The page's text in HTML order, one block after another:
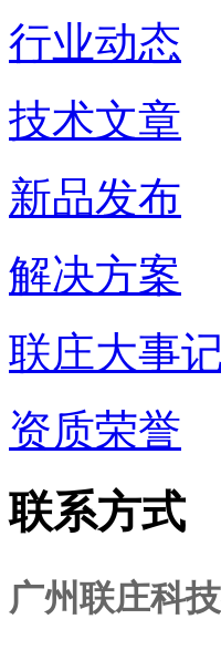
行业动态
技术文章
新品发布
解决方案
联庄大事
资质荣誉
联系方式
广州联庄科